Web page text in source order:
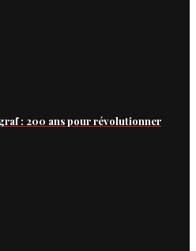
: 200 ans pour révolutionner